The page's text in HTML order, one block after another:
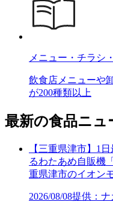
メニュー・チラシ
飲食店メニューや
が200種類以上
最新の食品ニュ
【三重県津市】1
るわたあめ自販機
重県津市のイオン
2026/08/08提供：ナ